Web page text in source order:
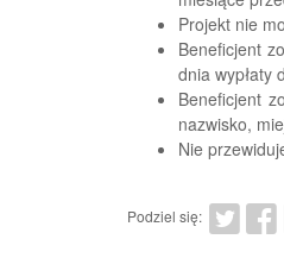
Projekt nie
Beneficjent
dnia wypłaty
Beneficjent
nazwisko,
Nie
Podziel się: